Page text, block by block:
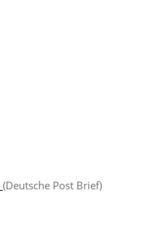
(Deutsche Post Brief)